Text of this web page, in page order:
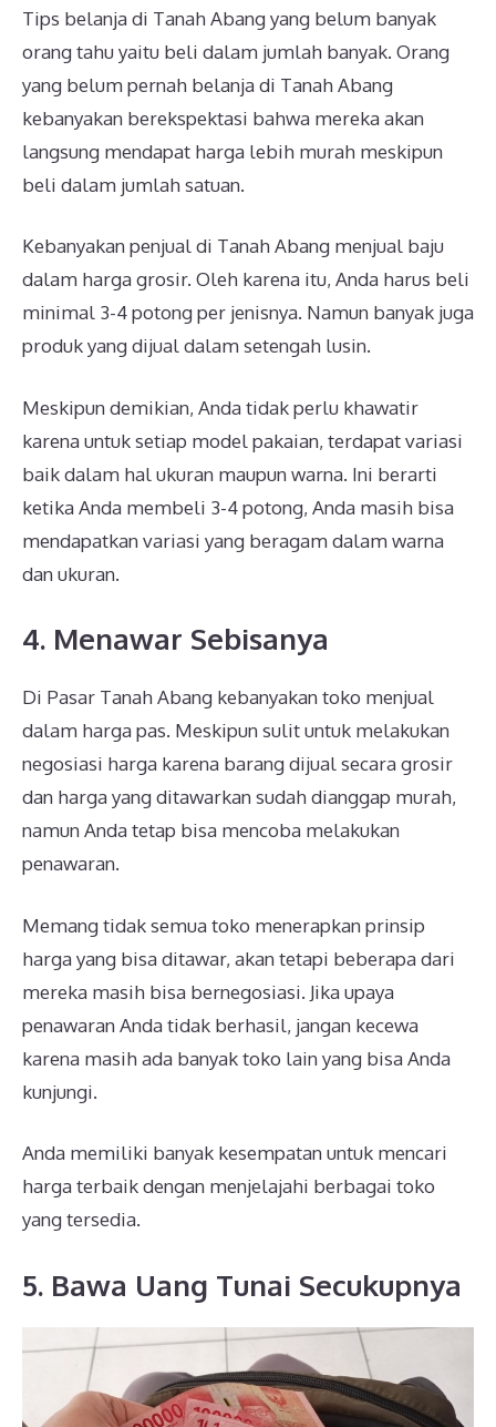
Tips belanja di Tanah Abang yang belum banyak
orang tahu yaitu beli dalam jumlah banyak. Orang
yang belum pernah belanja di Tanah Abang
kebanyakan berekspektasi bahwa mereka akan
langsung mendapat harga lebih murah meskipun
beli dalam jumlah satuan.
Kebanyakan penjual di Tanah Abang menjual baju
dalam harga grosir. Oleh karena itu, Anda harus beli
minimal 3-4 potong per jenisnya. Namun banyak juga
produk yang dijual dalam setengah lusin.
Meskipun demikian, Anda tidak perlu khawatir
karena untuk setiap model pakaian, terdapat variasi
baik dalam hal ukuran maupun warna. Ini berarti
ketika Anda membeli 3-4 potong, Anda masih bisa
mendapatkan variasi yang beragam dalam warna
dan ukuran.
4. Menawar Sebisanya
Di Pasar Tanah Abang kebanyakan toko menjual
dalam harga pas. Meskipun sulit untuk melakukan
negosiasi harga karena barang dijual secara grosir
dan harga yang ditawarkan sudah dianggap murah,
namun Anda tetap bisa mencoba melakukan
penawaran.
Memang tidak semua toko menerapkan prinsip
harga yang bisa ditawar, akan tetapi beberapa dari
mereka masih bisa bernegosiasi. Jika upaya
penawaran Anda tidak berhasil, jangan kecewa
karena masih ada banyak toko lain yang bisa Anda
kunjungi.
Anda memiliki banyak kesempatan untuk mencari
harga terbaik dengan menjelajahi berbagai toko
yang tersedia.
5. Bawa Uang Tunai Secukupnya